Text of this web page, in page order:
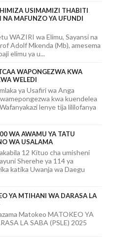
USIMAMIZI THABITI
NA MAFUNZO YA UFUNDI
WAZIRI wa Elimu, Sayansi na
Adolf Mkenda (Mb), amesema
elimu ya u...
WAPONGEZWA KWA
WELEDI
ya Usafiri wa Anga
kwa kuendelea
lenye tija lililofanya
WA AWAMU YA TATU
WA USALAMA
12 Kituo cha umisheni
Sherehe ya 114 ya
katika Uwanja wa Daegu
YA MTIHANI WA DARASA LA
Matokeo MATOKEO YA
LA SABA (PSLE) 2025